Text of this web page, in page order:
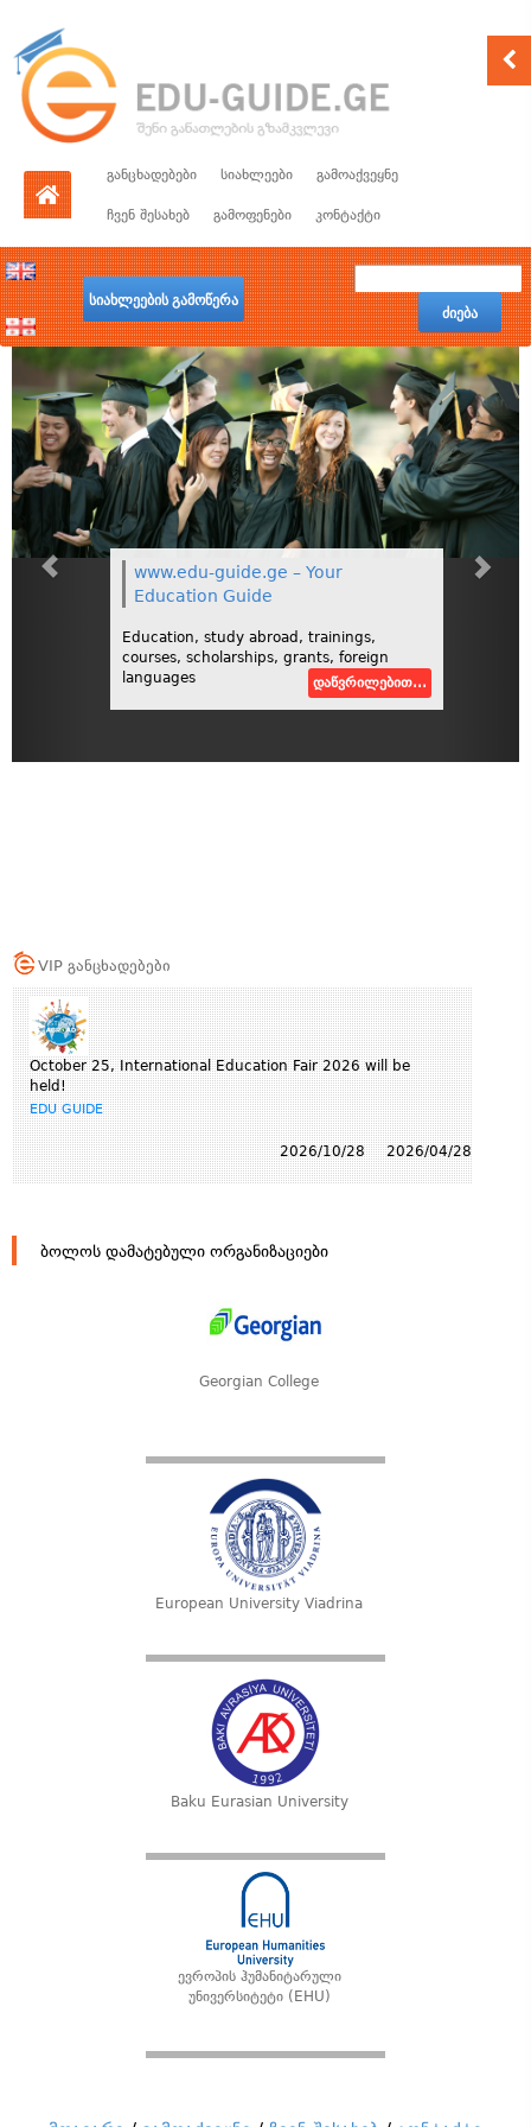
განცხადებები სიახლეები გამოაქვეყნე
ჩვენ შესახებ გამოფენები კონტაქტი
სიახლეების გამოწერა
ძიება
www.edu-guide.ge – Your
Education Guide
Education, study abroad, trainings,
courses, scholarships, grants, foreign
languages
დაწვრილებით...
VIP განცხადებები
October 25, International Education Fair 2026 will be
held!
EDU GUIDE
2026/04/28
2026/10/28
ბოლოს დამატებული ორგანიზაციები
Georgian College
European University Viadrina
Baku Eurasian University
ევროპის ჰუმანიტარული
უნივერსიტეტი (EHU)